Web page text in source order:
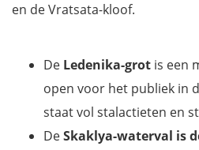
en de Vratsata-kloof.
De Ledenika-grot is een
open voor het publiek in
staat vol stalactieten en
DeSkaklya-waterval is